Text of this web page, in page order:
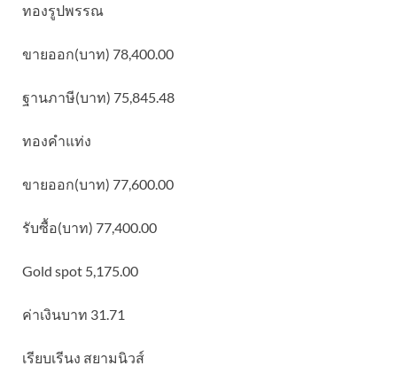
ทองรูปพรรณ
ขายออก(บาท) 78,400.00
ฐานภาษี(บาท) 75,845.48
ทองคำแท่ง
ขายออก(บาท) 77,600.00
รับซื้อ(บาท) 77,400.00
Gold spot 5,175.00
ค่าเงินบาท 31.71
เรียบเรีนง สยามนิวส์